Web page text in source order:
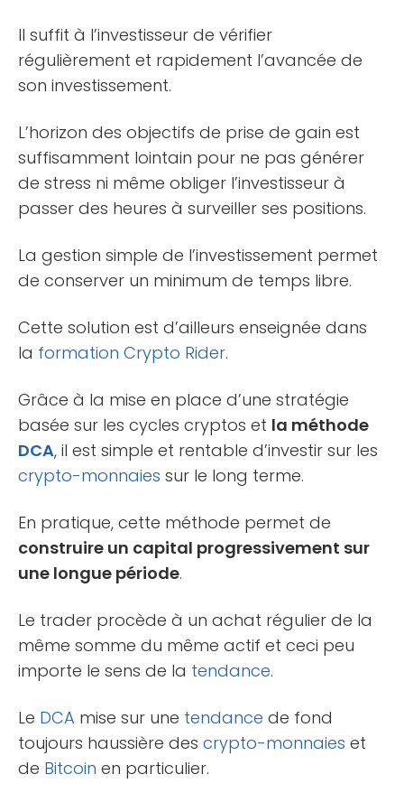
Il suffit à l’investisseur de vérifier
régulièrement et rapidement l’avancée de
son investissement.
L’horizon des objectifs de prise de gain est
suffisamment lointain pour ne pas générer
de stress ni même obliger l’investisseur à
passer des heures à surveiller ses positions.
La gestion simple de l’investissement permet
de conserver un minimum de temps libre.
Cette solution est d’ailleurs enseignée dans
la formation Crypto Rider.
Grâce à la mise en place d’une stratégie
basée sur les cycles cryptos et la méthode
DCA, il est simple et rentable d’investir sur les
crypto-monnaies sur le long terme.
En pratique, cette méthode permet de
construire un capital progressivement sur
une longue période.
Le trader procède à un achat régulier de la
même somme du même actif et ceci peu
importe le sens de la tendance.
Le DCA mise sur une tendance de fond
toujours haussière des crypto-monnaies et
de Bitcoin en particulier.